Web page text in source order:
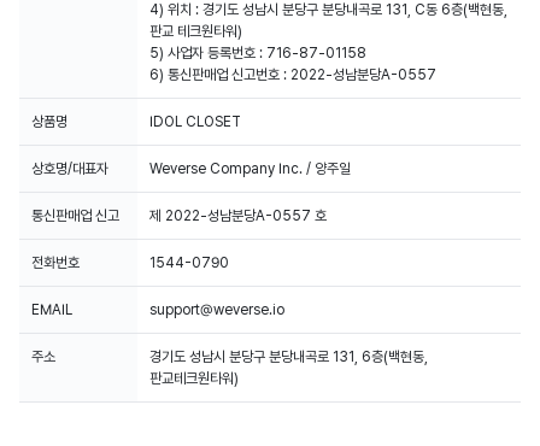
4) 위치 : 경기도 성남시 분당구 분당내곡로 131, C동 6층(백현동,
판교 테크원타워)
5) 사업자 등록번호 : 716-87-01158
6) 통신판매업 신고번호 : 2022-성남분당A-0557
상품명 IDOL CLOSET
상호명/대표자 Weverse Company Inc. / 양주일
통신판매업 신고 제 2022-성남분당A-0557 호
전화번호 1544-0790
EMAIL support@weverse.io
주소
경기도 성남시 분당구 분당내곡로 131, 6층(백현동,
판교테크원타워)